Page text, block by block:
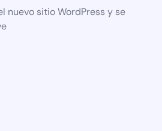
nuevo sitio WordPress y se